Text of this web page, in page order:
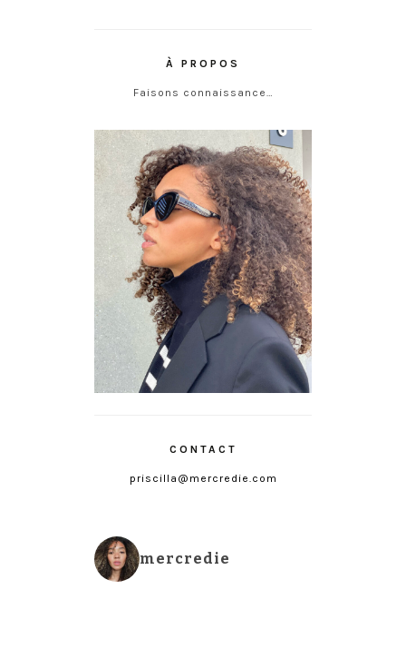
À PROPOS
Faisons connaissance…
CONTACT
priscilla@mercredie.com
mercredie